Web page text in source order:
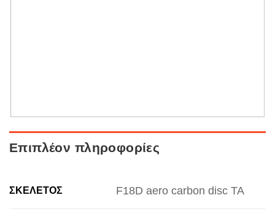
Επιπλέον πληροφορίες
ΣΚΕΛΕΤΌΣ F18D aero carbon disc TA